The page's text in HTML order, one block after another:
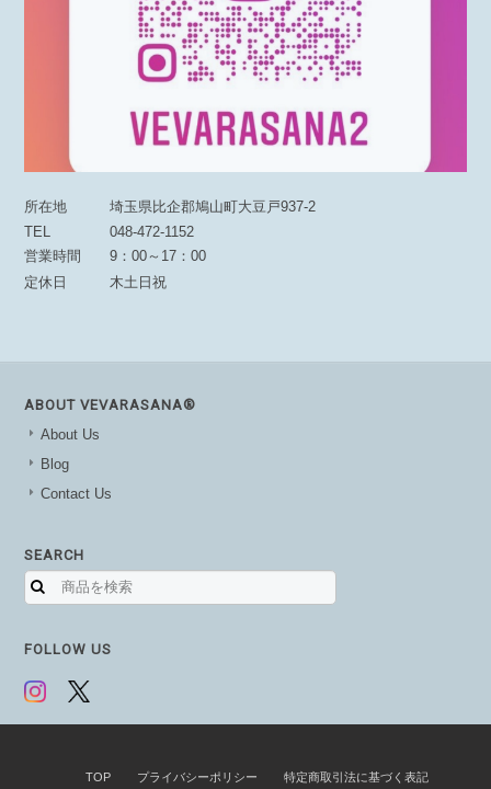
所在地
埼玉県比企郡鳩山町大豆戸937-2
TEL
048-472-1152
営業時間
9：00～17：00
定休日
木土日祝
ABOUT VEVARASANA®︎
About Us
Blog
Contact Us
SEARCH
FOLLOW US
TOP プライバシーポリシー 特定商取引法に基づく表記